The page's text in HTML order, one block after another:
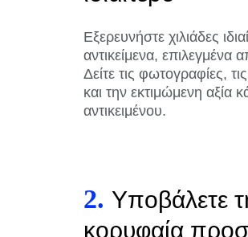
Εξερευνήστε χιλιάδες
αντικείμενα, επιλεγμένα
Δείτε τις φωτογραφίες,
και την εκτιμώμενη αξία
αντικειμένου.
2. Υποβάλετε
κορυφαία